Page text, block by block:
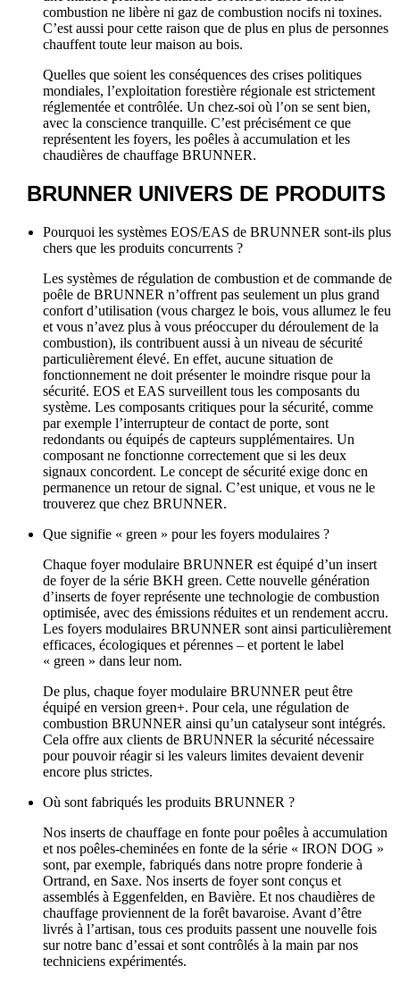
combustion ne libère ni gaz de combustion nocifs ni toxines.
C’est aussi pour cette raison que de plus en plus de personnes
chauffent toute leur maison au bois.
Quelles que soient les conséquences des crises politiques
mondiales, l’exploitation forestière régionale est strictement
réglementée et contrôlée. Un chez‑soi où l’on se sent bien,
avec la conscience tranquille. C’est précisément ce que
représentent les foyers, les poêles à accumulation et les
chaudières de chauffage BRUNNER.
BRUNNER UNIVERS DE PRODUITS
Pourquoi les systèmes EOS/EAS de BRUNNER sont-ils plus
chers que les produits concurrents ?
Les systèmes de régulation de combustion et de commande de
poêle de BRUNNER n’offrent pas seulement un plus grand
confort d’utilisation (vous chargez le bois, vous allumez le feu
et vous n’avez plus à vous préoccuper du déroulement de la
combustion), ils contribuent aussi à un niveau de sécurité
particulièrement élevé. En effet, aucune situation de
fonctionnement ne doit présenter le moindre risque pour la
sécurité. EOS et EAS surveillent tous les composants du
système. Les composants critiques pour la sécurité, comme
par exemple l’interrupteur de contact de porte, sont
redondants ou équipés de capteurs supplémentaires. Un
composant ne fonctionne correctement que si les deux
signaux concordent. Le concept de sécurité exige donc en
permanence un retour de signal. C’est unique, et vous ne le
trouverez que chez BRUNNER.
Que signifie « green » pour les foyers modulaires ?
Chaque foyer modulaire BRUNNER est équipé d’un insert
de foyer de la série BKH green. Cette nouvelle génération
d’inserts de foyer représente une technologie de combustion
optimisée, avec des émissions réduites et un rendement accru.
Les foyers modulaires BRUNNER sont ainsi particulièrement
efficaces, écologiques et pérennes – et portent le label
« green » dans leur nom.
De plus, chaque foyer modulaire BRUNNER peut être
équipé en version green+. Pour cela, une régulation de
combustion BRUNNER ainsi qu’un catalyseur sont intégrés.
Cela offre aux clients de BRUNNER la sécurité nécessaire
pour pouvoir réagir si les valeurs limites devaient devenir
encore plus strictes.
Où sont fabriqués les produits BRUNNER ?
Nos inserts de chauffage en fonte pour poêles à accumulation
et nos poêles-cheminées en fonte de la série « IRON DOG »
sont, par exemple, fabriqués dans notre propre fonderie à
Ortrand, en Saxe. Nos inserts de foyer sont conçus et
assemblés à Eggenfelden, en Bavière. Et nos chaudières de
chauffage proviennent de la forêt bavaroise. Avant d’être
livrés à l’artisan, tous ces produits passent une nouvelle fois
sur notre banc d’essai et sont contrôlés à la main par nos
techniciens expérimentés.